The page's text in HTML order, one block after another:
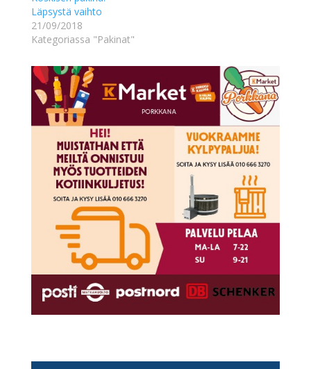
Läpsystä vaihto
21/09/2018
Kategoriassa "Pakinat"